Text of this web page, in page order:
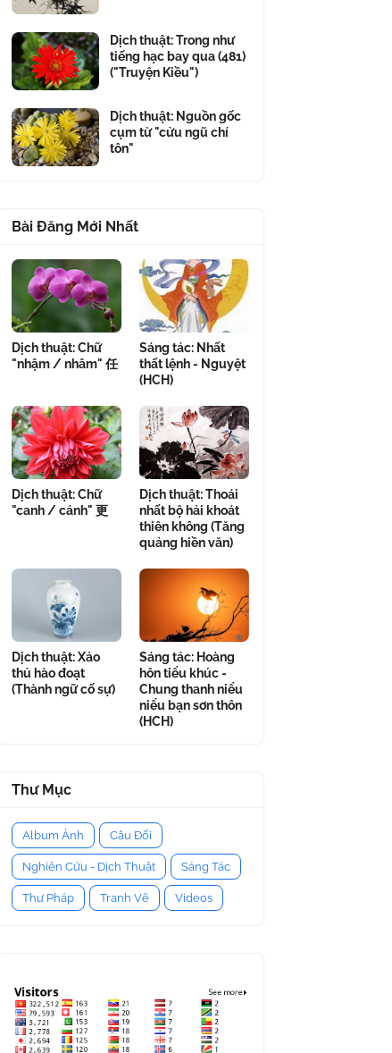
Dịch thuật: Trong như
tiếng hạc bay qua (481)
("Truyện Kiều")
Dịch thuật: Nguồn gốc
cụm từ "cửu ngũ chí
tôn"
Bài Đăng Mới Nhất
Dịch thuật: Chữ
"nhậm / nhâm" 任
Sáng tác: Nhất
thất lệnh - Nguyệt
(HCH)
Dịch thuật: Chữ
"canh / cánh" 更
Dịch thuật: Thoái
nhất bộ hải khoát
thiên không (Tăng
quảng hiền văn)
Dịch thuật: Xảo
thủ hào đoạt
(Thành ngữ cố sự)
Sáng tác: Hoàng
hôn tiểu khúc -
Chung thanh niểu
niểu bạn sơn thôn
(HCH)
Thư Mục
Album Ảnh Câu Đối
Nghiên Cứu - Dịch Thuật Sáng Tác
Thư Pháp Tranh Vẽ Videos